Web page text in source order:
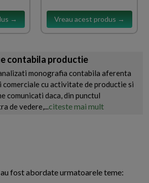
→ Vreau acest produs →
contabila productie
monografia contabila aferenta
cu activitate de productie si
comunicati daca, din punctul
de vedere,...citeste mai mult
fost abordate urmatoarele teme: